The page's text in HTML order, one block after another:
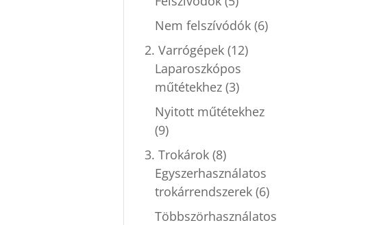
Nem felszívódók (6)
2. Varrógépek (12)
Laparoszkópos
műtétekhez (3)
Nyitott műtétekhez
(9)
3. Trokárok (8)
Egyszerhasználatos
trokárrendszerek (6)
Többszörhasználatos